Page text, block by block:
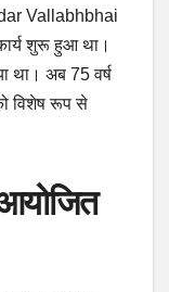
Vallabhbhai
शुरू हुआ था।
था। अब 75 वर्ष
विशेष रूप से